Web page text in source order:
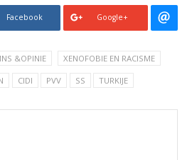
Facebook Google+
&OPINIE XENOFOBIE EN RACISME
CIDI PVV SS TURKIJE